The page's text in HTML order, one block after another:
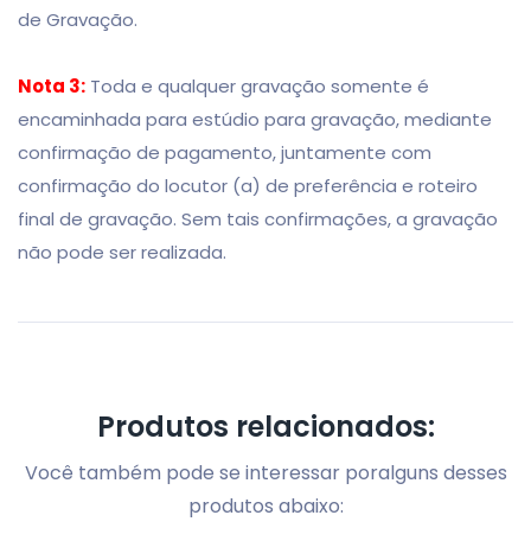
de Gravação.
Nota 3: Toda e qualquer gravação somente é
encaminhada para estúdio para gravação, mediante
confirmação de pagamento, juntamente com
confirmação do locutor (a) de preferência e roteiro
final de gravação. Sem tais confirmações, a gravação
não pode ser realizada.
Produtos relacionados:
Você também pode se interessar poralguns desses
produtos abaixo: